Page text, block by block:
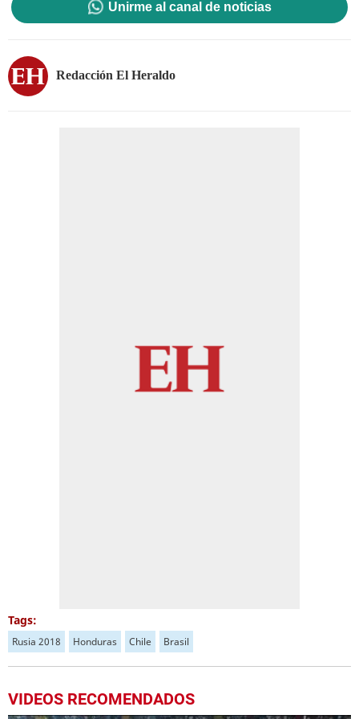
Unirme al canal de noticias
Redacción El Heraldo
Tags:
Rusia 2018 Honduras Chile Brasil
VIDEOS RECOMENDADOS